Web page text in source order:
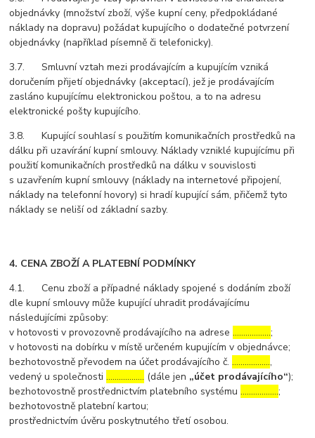
objednávky (množství zboží, výše kupní ceny, předpokládané
náklady na dopravu) požádat kupujícího o dodatečné potvrzení
objednávky (například písemně či telefonicky).
3.7. Smluvní vztah mezi prodávajícím a kupujícím vzniká
doručením přijetí objednávky (akceptací), jež je prodávajícím
zasláno kupujícímu elektronickou poštou, a to na adresu
elektronické pošty kupujícího.
3.8. Kupující souhlasí s použitím komunikačních prostředků na
dálku při uzavírání kupní smlouvy. Náklady vzniklé kupujícímu při
použití komunikačních prostředků na dálku v souvislosti
s uzavřením kupní smlouvy (náklady na internetové připojení,
náklady na telefonní hovory) si hradí kupující sám, přičemž tyto
náklady se neliší od základní sazby.
4. CENA ZBOŽÍ A PLATEBNÍ PODMÍNKY
4.1. Cenu zboží a případné náklady spojené s dodáním zboží
dle kupní smlouvy může kupující uhradit prodávajícímu
následujícími způsoby:
v hotovosti v provozovně prodávajícího na adrese………………;
v hotovosti na dobírku v místě určeném kupujícím v objednávce;
bezhotovostně převodem na účet prodávajícího č.………………,
vedený u společnosti……………… (dále jen „účet prodávajícího“);
bezhotovostně prostřednictvím platebního systému………………;
bezhotovostně platební kartou;
prostřednictvím úvěru poskytnutého třetí osobou.